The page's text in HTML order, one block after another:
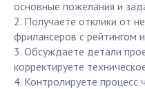
основные пожелания и
2. Получаете отклики от
фрилансеров с рейтингом
3. Обсуждаете детали
корректируете
4. Контролируете процесс